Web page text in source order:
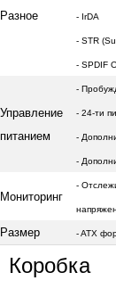
Разное - IrDA
- STR
- SPDIF
Управление
питанием
-
- 24-ти
-
-
Мониторинг
-
Размер - ATX
Коробка